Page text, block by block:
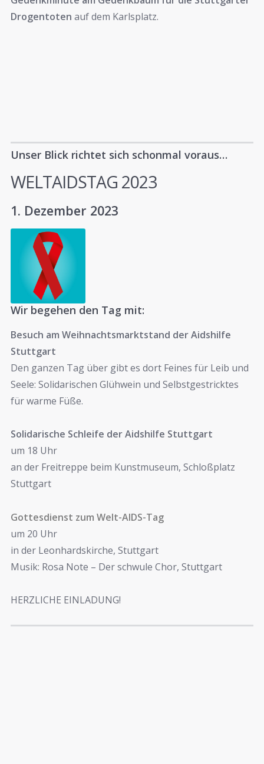
Drogentoten auf dem Karlsplatz.
Unser Blick richtet sich schonmal voraus…
WELTAIDSTAG 2023
1. Dezember 2023
Wir begehen den Tag mit:
Besuch am Weihnachtsmarktstand der Aidshilfe
Stuttgart
Den ganzen Tag über gibt es dort Feines für Leib und
Seele: Solidarischen Glühwein und Selbstgestricktes
für warme Füße.
Solidarische Schleife der Aidshilfe Stuttgart
um 18 Uhr
an der Freitreppe beim Kunstmuseum, Schloßplatz
Stuttgart
Gottesdienst zum Welt-AIDS-Tag
um 20 Uhr
in der Leonhardskirche, Stuttgart
Musik: Rosa Note – Der schwule Chor, Stuttgart
HERZLICHE EINLADUNG!